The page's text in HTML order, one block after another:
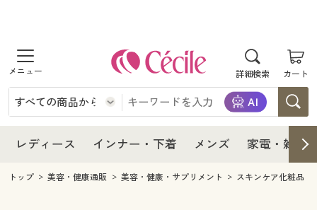
詳細検索 カート
商品を探す
レディース
レディースファッション
インナー・下着
インナー・下着通販すべて
メンズ
レディース インナー・下着 メンズ 家電・雑貨
レディース
レディース通販すべて
レディースファッション
インナー・下着
インナー・下着通販すべて
メンズ
トップ 美容・健康通販 美容・健康・サプリメント スキンケア化粧品